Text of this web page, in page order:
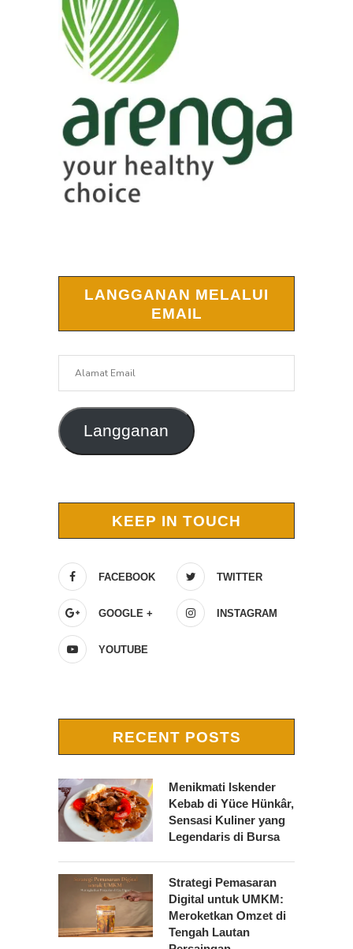
LANGGANAN MELALUI
EMAIL
Langganan
KEEP IN TOUCH
FACEBOOK TWITTER
GOOGLE + INSTAGRAM
YOUTUBE
RECENT POSTS
Menikmati Iskender
Kebab di Yüce Hünkâr,
Sensasi Kuliner yang
Legendaris di Bursa
Strategi Pemasaran
Digital untuk UMKM:
Meroketkan Omzet di
Tengah Lautan